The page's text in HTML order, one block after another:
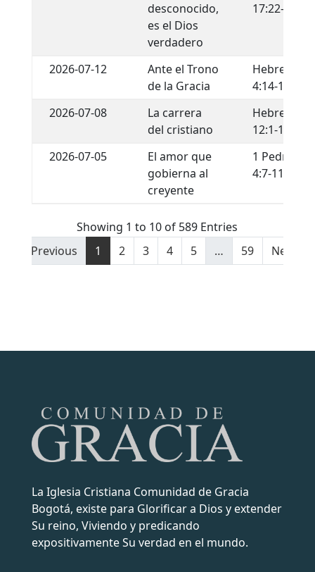
desconocido,
es el Dios
verdadero
17:22-34
2026-07-12
Ante el Trono
de la Gracia
Hebreos
4:14-16
2026-07-08
La carrera
del cristiano
Hebreos
12:1-13
2026-07-05
El amor que
gobierna al
creyente
1 Pedro
4:7-11
Showing 1 to 10 of 589 Entries
Previous
1 2 3 4 5 … 59 Next
La Iglesia Cristiana Comunidad de Gracia
Bogotá, existe para Glorificar a Dios y extender
Su reino, Viviendo y predicando
expositivamente Su verdad en el mundo.